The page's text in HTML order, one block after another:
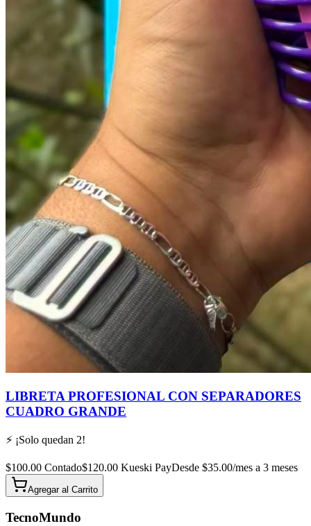
LIBRETA PROFESIONAL CON SEPARADORES
CUADRO GRANDE
⚡ ¡Solo quedan 2!
$100.00 Contado$120.00 Kueski PayDesde $35.00/mes a 3 meses
Agregar al Carrito
TecnoMundo